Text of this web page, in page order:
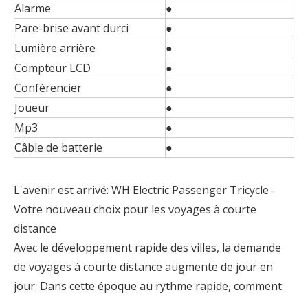
Alarme
●
Pare-brise avant durci
●
Lumière arrière
●
Compteur LCD
●
Conférencier
●
Joueur
●
Mp3
●
Câble de batterie
●
L'avenir est arrivé: WH Electric Passenger Tricycle -
Votre nouveau choix pour les voyages à courte
distance
Avec le développement rapide des villes, la demande
de voyages à courte distance augmente de jour en
jour. Dans cette époque au rythme rapide, comment